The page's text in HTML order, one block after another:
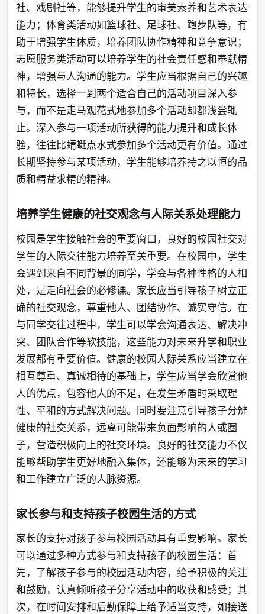
社、戏剧社等，能够提升学生的审美素养和艺术表达
能力；体育类活动如篮球社、足球社、跑步队等，有
助于增强学生体质，培养团队协作精神和竞争意识；
志愿服务类活动可以培养学生的社会责任感和奉献精
神，增强与人沟通的能力。学生应当根据自己的兴趣
和特长，选择一到两个适合自己的活动项目深入参
与，而不是走马观花式地参加多个活动却都浅尝辄
止。深入参与一项活动所获得的能力提升和成长体
验，往往比蜻蜓点水式参加多个活动更有价值。通过
长期坚持参与某项活动，学生能够培养持之以恒的品
质和精益求精的精神。
培养学生健康的社交观念与人际关系处理能力
校园是学生接触社会的重要窗口，良好的校园社交对
学生的人际交往能力培养至关重要。在校园中，学生
会遇到来自不同背景的同学，学会与各种性格的人相
处，是走向社会的必修课。家长应当引导孩子树立正
确的社交观念，尊重他人、团结协作、诚实守信。在
与同学交往过程中，学生可以学会沟通表达、解决冲
突、团队合作等软技能，这些能力对未来升学和职业
发展都有重要价值。健康的校园人际关系应当建立在
相互尊重、真诚相待的基础上，学生应当学会欣赏他
人的优点，包容他人的不足，在发生矛盾时采取理
性、平和的方式解决问题。同时要注意引导孩子分辨
健康的社交关系，远离可能带来负面影响的人或圈
子，营造积极向上的社交环境。良好的社交能力不仅
能够帮助学生更好地融入集体，还能够为未来的学习
和工作建立广泛的人脉资源。
家长参与和支持孩子校园生活的方式
家长的支持对孩子参与校园活动具有重要影响。家长
可以通过多种方式参与和支持孩子的校园生活：首
先，了解孩子参与的校园活动内容，给予积极的关注
和鼓励，认真倾听孩子分享活动中的收获和感受；其
次，在时间安排和后勤保障上给予适当支持，如接送